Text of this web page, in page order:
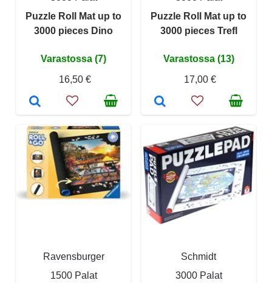
Puzzle Roll Mat up to
3000 pieces Dino
Varastossa (7)
16,50 €
Puzzle Roll Mat up to
3000 pieces Trefl
Varastossa (13)
17,00 €
Ravensburger
1500 Palat
Schmidt
3000 Palat